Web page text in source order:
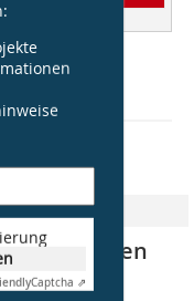
Captcha ⇗
zwischen